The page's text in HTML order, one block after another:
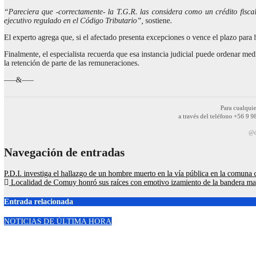
“Pareciera que -correctamente- la T.G.R. las considera como un crédito
ejecutivo regulado en el Código Tributario”, sostiene.
El experto agrega que, si el afectado presenta excepciones o vence el plazo
Finalmente, el especialista recuerda que esa instancia judicial puede ordenar
la retención de parte de las remuneraciones.
—–&—–
Para
a través del teléfono +56 9
Navegación de entradas
P.D.I. investiga el hallazgo de un hombre muerto en la vía pública en la comuna
Localidad de Comuy honró sus raíces con emotivo izamiento de la bandera
Entrada relacionada
NOTICIAS DE ÚLTIMA HORA